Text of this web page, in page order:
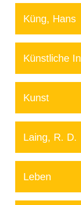
Küng, Hans
Künstliche
Kunst
Laing, R. D.
Leben